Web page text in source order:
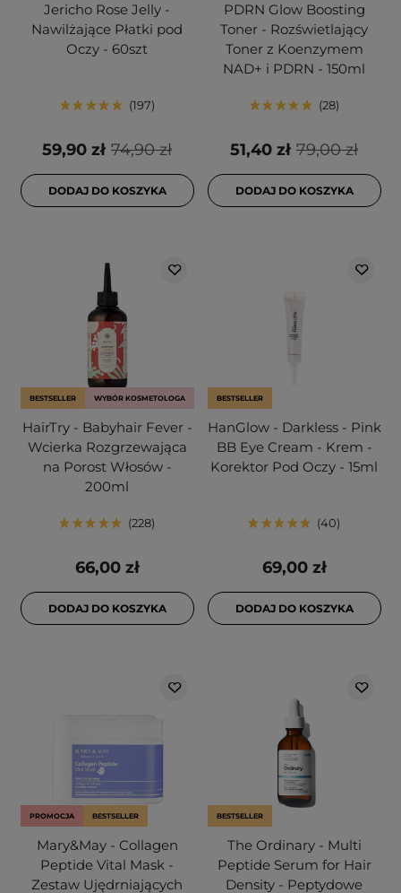
Jericho Rose Jelly -
Nawilżające Płatki pod
Oczy - 60szt
197
74,90 zł
59,90 zł
DODAJ DO KOSZYKA
PDRN Glow Boosting
Toner - Rozświetlający
Toner z Koenzymem
NAD+ i PDRN - 150ml
28
79,00 zł
51,40 zł
DODAJ DO KOSZYKA
BESTSELLER WYBÓR KOSMETOLOGA
HairTry - Babyhair Fever -
Wcierka Rozgrzewająca
na Porost Włosów -
200ml
228
66,00 zł
DODAJ DO KOSZYKA
BESTSELLER
HanGlow - Darkless - Pink
BB Eye Cream - Krem -
Korektor Pod Oczy - 15ml
40
69,00 zł
DODAJ DO KOSZYKA
PROMOCJA BESTSELLER
Mary&May - Collagen
Peptide Vital Mask -
Zestaw Ujędrniających
BESTSELLER
The Ordinary - Multi
Peptide Serum for Hair
Density - Peptydowe